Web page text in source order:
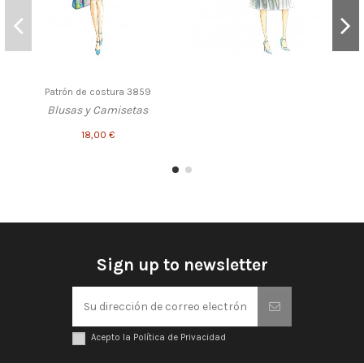
Patrón de costura 3859
Blusas y Camisetas
18,00 €
Sign up to newsletter
Acepto la Política de Privacidad